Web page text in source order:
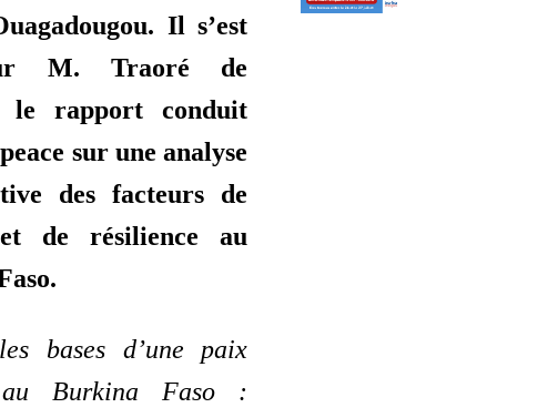
Il s’est
M. Traoré de
le rapport conduit
sur une analyse
des facteurs de
de résilience au
bases d’une paix
Burkina Faso :